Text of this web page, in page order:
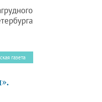
на
в
газета